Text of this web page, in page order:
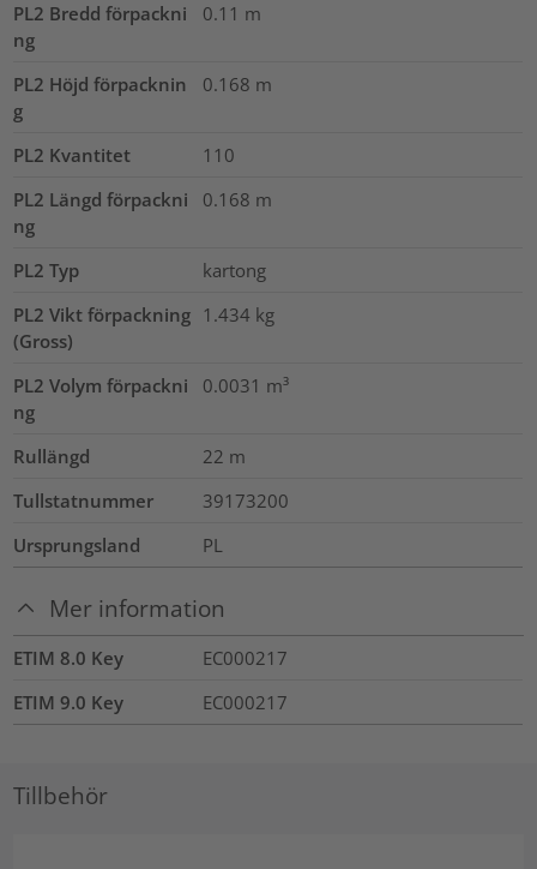
PL2 Bredd förpackni
ng
0.11 m
PL2 Höjd förpacknin
g
0.168 m
PL2 Kvantitet
110
PL2 Längd förpackni
ng
0.168 m
PL2 Typ
kartong
PL2 Vikt förpackning
(Gross)
1.434 kg
PL2 Volym förpackni
ng
0.0031 m³
Rullängd 22 m
Tullstatnummer
39173200
Ursprungsland
PL
Mer information
ETIM 8.0 Key
EC000217
ETIM 9.0 Key
EC000217
Tillbehör